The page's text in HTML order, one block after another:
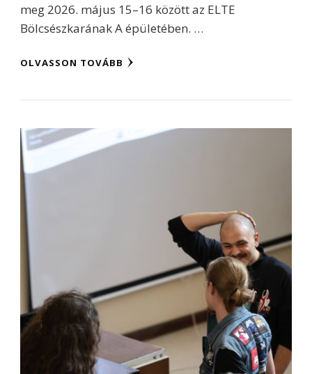
meg 2026. május 15–16 között az ELTE
Bölcsészkarának A épületében. …
OLVASSON TOVÁBB